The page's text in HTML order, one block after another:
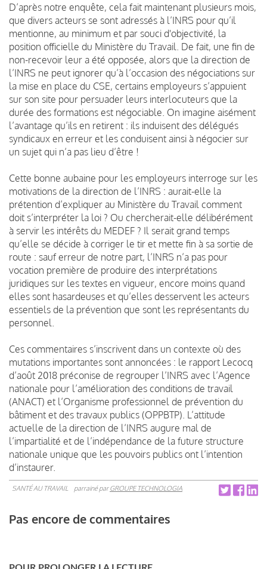
D’après notre enquête, cela fait maintenant plusieurs mois,
que divers acteurs se sont adressés à l’INRS pour qu’il
mentionne, au minimum et par souci d'objectivité, la
position officielle du Ministère du Travail. De fait, une fin de
non-recevoir leur a été opposée, alors que la direction de
l’INRS ne peut ignorer qu’à l’occasion des négociations sur
la mise en place du CSE, certains employeurs s’appuient
sur son site pour persuader leurs interlocuteurs que la
durée des formations est négociable. On imagine aisément
l’avantage qu’ils en retirent : ils induisent des délégués
syndicaux en erreur et les conduisent ainsi à négocier sur
un sujet qui n’a pas lieu d’être !
Cette bonne aubaine pour les employeurs interroge sur les
motivations de la direction de l’INRS : aurait-elle la
prétention d’expliquer au Ministère du Travail comment
doit s’interpréter la loi ? Ou chercherait-elle délibérément
à servir les intérêts du MEDEF ? Il serait grand temps
qu’elle se décide à corriger le tir et mette fin à sa sortie de
route : sauf erreur de notre part, l’INRS n’a pas pour
vocation première de produire des interprétations
juridiques sur les textes en vigueur, encore moins quand
elles sont hasardeuses et qu’elles desservent les acteurs
essentiels de la prévention que sont les représentants du
personnel.
Ces commentaires s’inscrivent dans un contexte où des
mutations importantes sont annoncées : le rapport Lecocq
d’août 2018 préconise de regrouper l’INRS avec l’Agence
nationale pour l’amélioration des conditions de travail
(ANACT) et l’Organisme professionnel de prévention du
bâtiment et des travaux publics (OPPBTP). L’attitude
actuelle de la direction de l’INRS augure mal de
l’impartialité et de l’indépendance de la future structure
nationale unique que les pouvoirs publics ont l’intention
d’instaurer.
SANTÉ AU TRAVAIL parrainé parGROUPE TECHNOLOGIA
Pas encore de commentaires